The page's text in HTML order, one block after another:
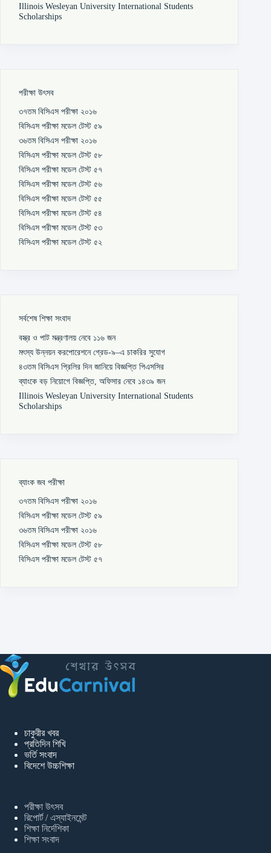
Illinois Wesleyan University International Students
Scholarships
পরীক্ষা উৎসব
৩৭তম বিসিএস পরীক্ষা ২০১৬
বিসিএস পরীক্ষা মডেল টেস্ট ৫৯
৩৬তম বিসিএস পরীক্ষা ২০১৬
বিসিএস পরীক্ষা মডেল টেস্ট ৫৮
বিসিএস পরীক্ষা মডেল টেস্ট ৫৭
বিসিএস পরীক্ষা মডেল টেস্ট ৫৬
বিসিএস পরীক্ষা মডেল টেস্ট ৫৫
বিসিএস পরীক্ষা মডেল টেস্ট ৫৪
বিসিএস পরীক্ষা মডেল টেস্ট ৫৩
বিসিএস পরীক্ষা মডেল টেস্ট ৫২
সর্বশেষ শিক্ষা সংবাদ
বস্ত্র ও পাট মন্ত্রণালয় নেবে ১১৬ জন
মৎস্য উন্নয়ন করপোরেশনে গ্রেড-৯–এ চাকরির সুযোগ
৪৩তম বিসিএস প্রিলির দিন জানিয়ে বিজ্ঞপ্তি পিএসসির
ব্যাংকে বড় নিয়োগে বিজ্ঞপ্তি, অফিসার নেবে ১৪৩৯ জন
Illinois Wesleyan University International Students
Scholarships
ব্যাংক জব পরীক্ষা
৩৭তম বিসিএস পরীক্ষা ২০১৬
বিসিএস পরীক্ষা মডেল টেস্ট ৫৯
৩৬তম বিসিএস পরীক্ষা ২০১৬
বিসিএস পরীক্ষা মডেল টেস্ট ৫৮
বিসিএস পরীক্ষা মডেল টেস্ট ৫৭
চাকুরীর খবর
প্রতিদিন শিখি
ভর্তি সংবাদ
বিদেশে উচ্চশিক্ষা
পরীক্ষা উৎসব
রিপোর্ট / এস্যাইনমেন্ট
শিক্ষা নির্দেশিকা
শিক্ষা সংবাদ